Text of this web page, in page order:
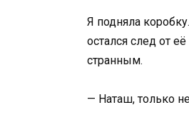
Я подняла
остался след от
странным.
— Наташ, только